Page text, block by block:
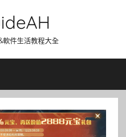
軟件生活教程大全